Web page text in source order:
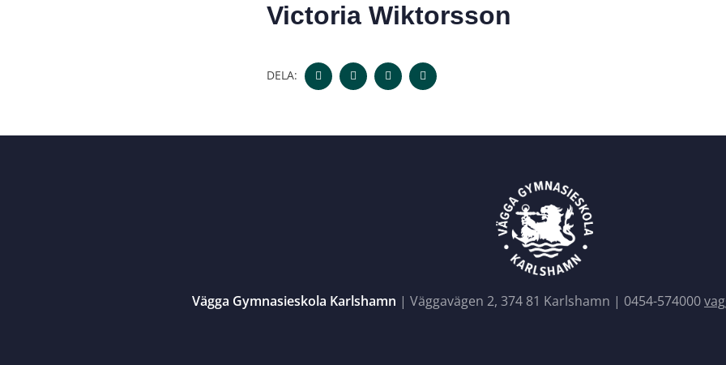
Victoria Wiktorsson
DELA:
Vägga Gymnasieskola Karlshamn | Väggavägen 2, 374 81 Karlshamn | 0454-574000